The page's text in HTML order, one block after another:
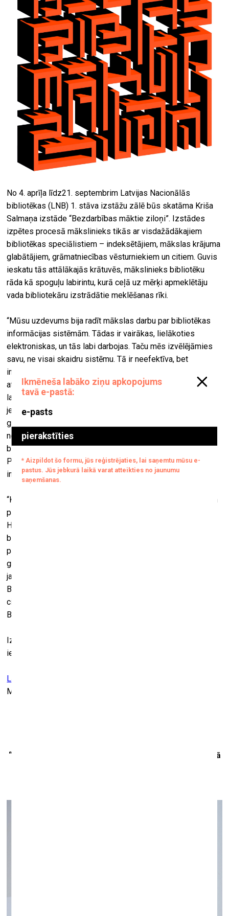
No 4. aprīļa līdz21. septembrim Latvijas Nacionālās
bibliotēkas (LNB) 1. stāva izstāžu zālē būs skatāma Kriša
Salmaņa izstāde “Bezdarbības māktie ziloņi”. Izstādes
izpētes procesā mākslinieks tikās ar visdažādākajiem
bibliotēkas speciālistiem – indeksētājiem, mākslas krājuma
glabātājiem, grāmatniecības vēsturniekiem un citiem. Guvis
ieskatu tās attālākajās krātuvēs, mākslinieks bibliotēku
rāda kā spoguļu labirintu, kurā ceļā uz mērķi apmeklētāju
vada bibliotekāru izstrādātie meklēšanas rīki.
“Mūsu uzdevums bija radīt mākslas darbu par bibliotēkas
informācijas sistēmām. Tādas ir vairākas, lielākoties
elektroniskas, un tās labi darbojas. Taču mēs izvēlējāmies
savu, ne visai skaidru sistēmu. Tā ir neefektīva, bet
interesanta. Šajā izstādē ir daži atradumi,” izstādes ieceri
atklāj Krišs Salmanis. Izstādes ietvaros radītā spoguļu
labirinta līkločus ietekmē gan Kriša minētie atradumi – UDK
jeb universālās decimālās klasifikācijas ciparu valoda vai
grāmatu pārvešanai lietotās banānu kastes –, gan pasaulē
notiekošie procesi, kas nenovēršami atspoguļojas
bibliotēkas darbā, piemēram, Preiļu konceptuālista Eināra
Pelša kopoto rakstu sējums ķieģelis “Janka” un mūsdienu
informācijas konflikti.
“Kriša Salmaņa bibliotēkas modelī redzam izaicinājumus un
paradoksus, kas vilina atminēties argentīniešu rakstnieka
Horhes Luisa Borhesa (1899–1986) stāstu “Bābeles
bibliotēka”. Bibliotēka ir nemitīgā kustībā, tā mainās līdzi
pasaulei. Tās reģistros ienāk jauni priekšmeti, kādas
grāmatas tiek norakstītas, kartīšu katalogi izzūd, jo rodas
jaunas sistēmas, kā meklēt un atrast nepieciešamo.
Bibliotēkā nekas nav perfekts, tā ir dzīva, mūžīga un
cilvēciskām vājībām piepildīta,” papildina kuratore Anda
Boluža.
Izstāde notiek notikumu cikla “Latviešu grāmatai 500”
ietvaros.
Latvijas Nacionālā bibiotēka
Mūkusalas iela 3, Rīga
“Agorafilija. Māksla un demokrātija postkomunistiskajā